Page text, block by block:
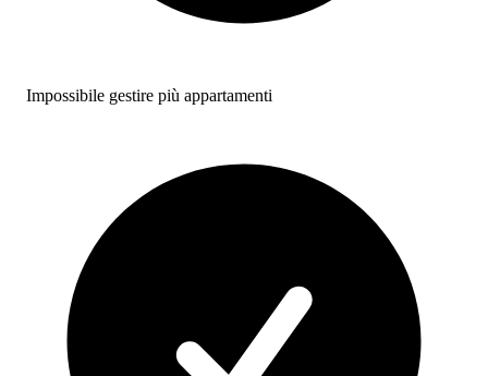
Impossibile gestire più appartamenti